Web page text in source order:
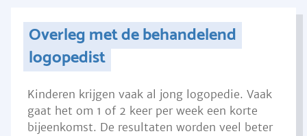
Overleg met de behandelend
logopedist
Kinderen krijgen vaak al jong logopedie. Vaak
gaat het om 1 of 2 keer per week een korte
bijeenkomst. De resultaten worden veel beter